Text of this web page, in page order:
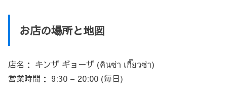
お店の場所と地図
店名： キンザ ギョーザ (คินซ่า เกี๊ยวซ่า)
営業時間： 9:30 – 20:00 (毎日)